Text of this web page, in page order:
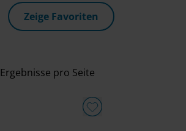
Zeige Favoriten
Ergebnisse pro Seite